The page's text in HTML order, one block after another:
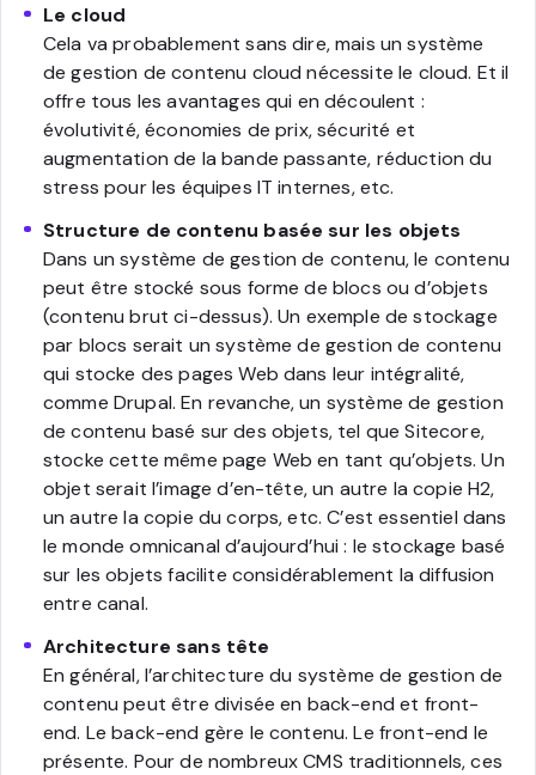
Le cloud
Cela va probablement sans dire, mais un système
de gestion de contenu cloud nécessite le cloud. Et il
offre tous les avantages qui en découlent :
évolutivité, économies de prix, sécurité et
augmentation de la bande passante, réduction du
stress pour les équipes IT internes, etc.
Structure de contenu basée sur les objets
Dans un système de gestion de contenu, le contenu
peut être stocké sous forme de blocs ou d’objets
(contenu brut ci-dessus). Un exemple de stockage
par blocs serait un système de gestion de contenu
qui stocke des pages Web dans leur intégralité,
comme Drupal. En revanche, un système de gestion
de contenu basé sur des objets, tel que Sitecore,
stocke cette même page Web en tant qu’objets. Un
objet serait l’image d’en-tête, un autre la copie H2,
un autre la copie du corps, etc. C’est essentiel dans
le monde omnicanal d’aujourd’hui : le stockage basé
sur les objets facilite considérablement la diffusion
entre canal.
Architecture sans tête
En général, l’architecture du système de gestion de
contenu peut être divisée en back-end et front-
end. Le back-end gère le contenu. Le front-end le
présente. Pour de nombreux CMS traditionnels, ces